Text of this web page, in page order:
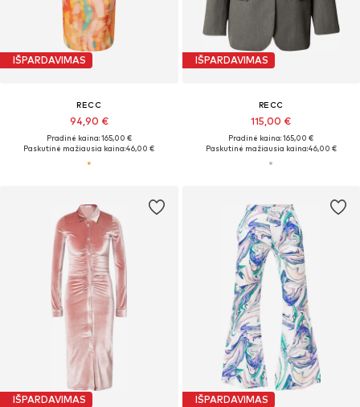
IŠPARDAVIMAS
RECC
94,90 €
Pradinė kaina: 165,00 €
Paskutinė mažiausia kaina:46,00 €
IŠPARDAVIMAS
RECC
115,00 €
Pradinė kaina: 165,00 €
Paskutinė mažiausia kaina:46,00 €
IŠPARDAVIMAS IŠPARDAVIMAS